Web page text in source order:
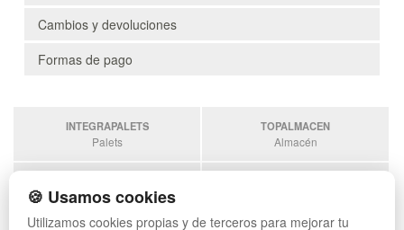
Cambios y devoluciones
Formas de pago
INTEGRAPALETS
Palets
TOPALMACEN
Almacén
Contenedores
🍪 Usamos cookies
Utilizamos cookies propias y de terceros para mejorar tu